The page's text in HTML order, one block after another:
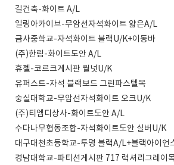
길건축-화이트 A/L
일링아카이브-무암선자석화이트 얇은A/L
금사중학교-자석화이트 블랙U/K+이동바
(주)한림-화이트도안 A/L
휴젤-코르크게시판 월넛U/K
유퍼스트-자석 블랙보드 그린파스텔목
숭실대학교-무암선자석화이트 오크U/K
(주)티엠디상사-화이트도안 A/L
수다나무협동조합-자석화이트도안 실버U/K
대구대천초등학교-투명 블랙A/L+블랙아이언
경남대학교-파티션게시판 717 럭셔리그레이